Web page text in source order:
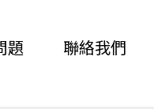
題 聯絡我們